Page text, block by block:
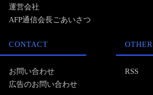
運営会社
AFP通信会長ごあいさつ
CONTACT
お問い合わせ
広告のお問い合わせ
OTHER
RSS